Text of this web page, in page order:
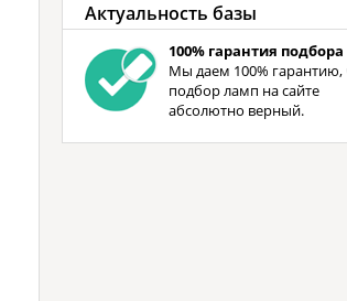
Актуальность базы
100% гарантия подбора
Мы даем 100% гарантию,
подбор ламп на сайте
абсолютно верный.